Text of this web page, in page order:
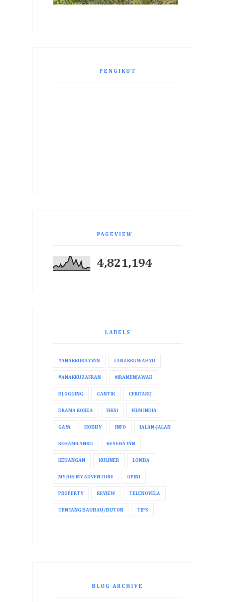
PENGIKUT
PAGEVIEW
4,821,194
LABELS
#ANAKKURAYYAN #ANAKKUWAHYU
#ANAKKUZAFRAN #IRAMENJAWAB
BLOGGING CANTIK CERITAKU
DRAMA KOREA FIKSI FILM INDIA
GAYA HOBBY INFO JALAN-JALAN
KEHAMILANKU KESEHATAN
KEUANGAN KULINER LOMBA
MY JOB MY ADVENTURE OPINI
PROPERTY REVIEW TELENOVELA
TENTANG BAUBAU/BUTON TIPS
BLOG ARCHIVE